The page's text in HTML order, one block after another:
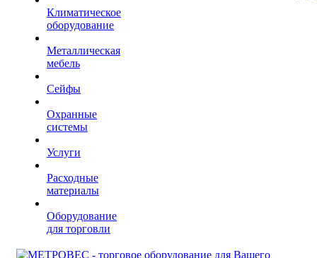
Климатическое
оборудование
Металлическая
мебель
Сейфы
Охранные
системы
Услуги
Расходные
материалы
Оборудование
для торговли